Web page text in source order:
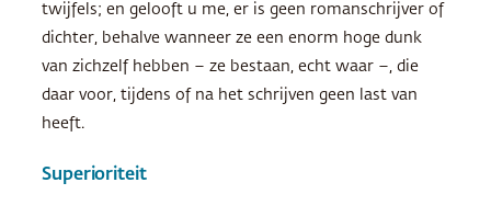
twijfels; en gelooft u me, er is geen romanschrijver of
dichter, behalve wanneer ze een enorm hoge dunk
van zichzelf hebben – ze bestaan, echt waar –, die
daar voor, tijdens of na het schrijven geen last van
heeft.
Superioriteit